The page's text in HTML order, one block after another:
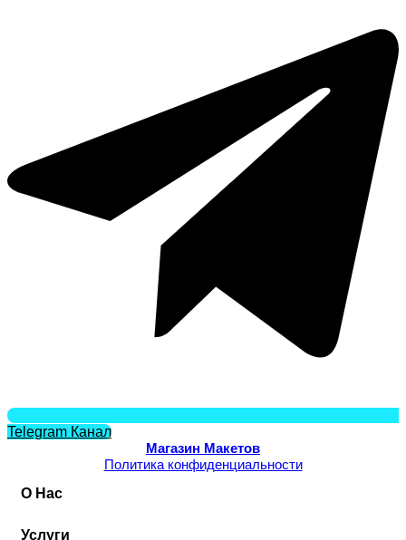
Telegram Канал
Магазин Макетов
Политика конфиденциальности
О Нас
Услуги